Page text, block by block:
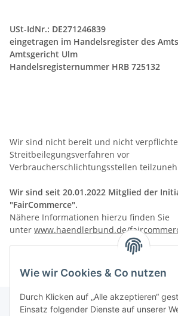
Wie wir Cookies & Co nutzen
Durch Klicken auf „Alle akzeptieren“
Einsatz folgender Dienste auf unserer
USt-IdNr.: DE271246839
eingetragen im Handelsregister des
Amtsgericht Ulm
Handelsregisternummer HRB 725132
Wir sind nicht bereit und nicht
Streitbeilegungsverfahren vor
Verbraucherschlichtungsstellen
Wir sind seit 20.01.2022 Mitglied der
"FairCommerce".
Nähere Informationen hierzu finden Sie
unter www.haendlerbund.de/